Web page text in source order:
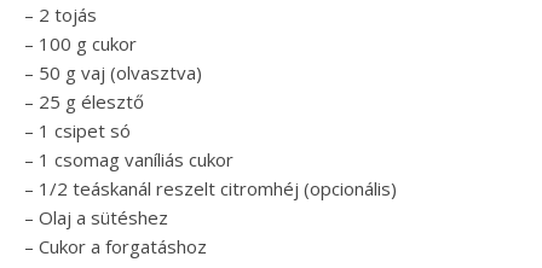
– 2 tojás
– 100 g cukor
– 50 g vaj (olvasztva)
– 25 g élesztő
– 1 csipet só
– 1 csomag vaníliás cukor
– 1/2 teáskanál reszelt citromhéj (opcionális)
– Olaj a sütéshez
– Cukor a forgatáshoz